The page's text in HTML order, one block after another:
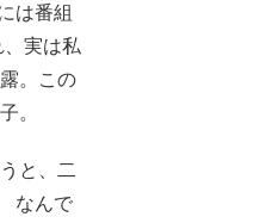
は番組
実は私
。この
。
と、二
なんで